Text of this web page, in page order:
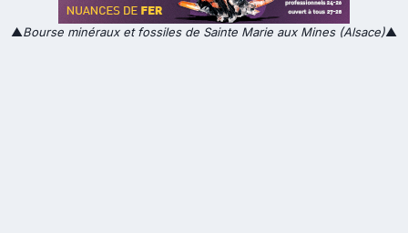
▲Bourse minéraux et fossiles de Sainte Marie aux Mines (Alsace)▲